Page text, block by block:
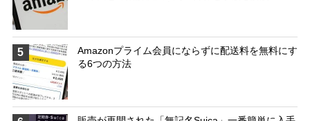
5
Amazonプライム会員にならずに配送料を無料にす
る6つの方法